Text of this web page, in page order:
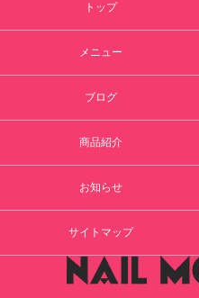
トップ
メニュー
ブログ
商品紹介
お知らせ
サイトマップ